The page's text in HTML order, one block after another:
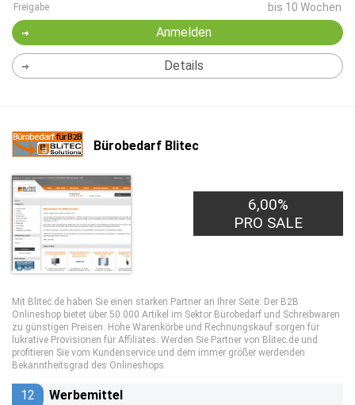
Freigabe bis 10 Wochen
Anmelden
Details
Bürobedarf Blitec
6,00%
PRO SALE
Mit Blitec.de haben Sie einen starken Partner an Ihrer Seite: Der B2B
Onlineshop bietet über 50.000 Artikel im Sektor Bürobedarf und Schreibwaren
zu günstigen Preisen. Hohe Warenkörbe und Rechnungskauf sorgen für
lukrative Provisionen für Affiliates. Werden Sie Partner von Blitec.de und
profitieren Sie vom Kundenservice und dem immer größer werdenden
Bekanntheitsgrad des Onlineshops.
12 Werbemittel